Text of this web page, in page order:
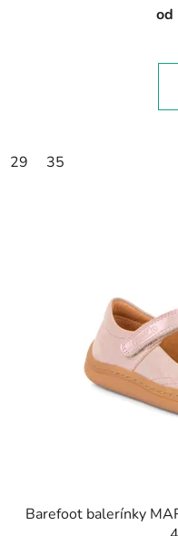
od
29 35
Barefoot balerínky